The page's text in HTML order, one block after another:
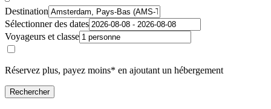
Destination
Sélectionner des dates
Voyageurs et classe
Réservez plus, payez moins* en ajoutant un hébergement
Rechercher